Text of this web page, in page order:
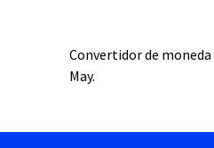
Convertidor de moneda
May.